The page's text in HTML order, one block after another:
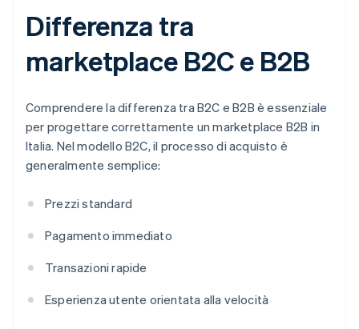
Differenza tra
marketplace B2C e B2B
Comprendere la differenza tra B2C e B2B è essenziale
per progettare correttamente un marketplace B2B in
Italia. Nel modello B2C, il processo di acquisto è
generalmente semplice:
Prezzi standard
Pagamento immediato
Transazioni rapide
Esperienza utente orientata alla velocità